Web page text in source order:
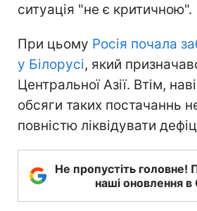
ситуація "не є критичною".
При цьому Росія почала
у Білорусі, який
Центральної Азії. Втім,
обсяги таких постачаннь
повністю ліквідувати
Не пропустіть головне!
наші оновлення в